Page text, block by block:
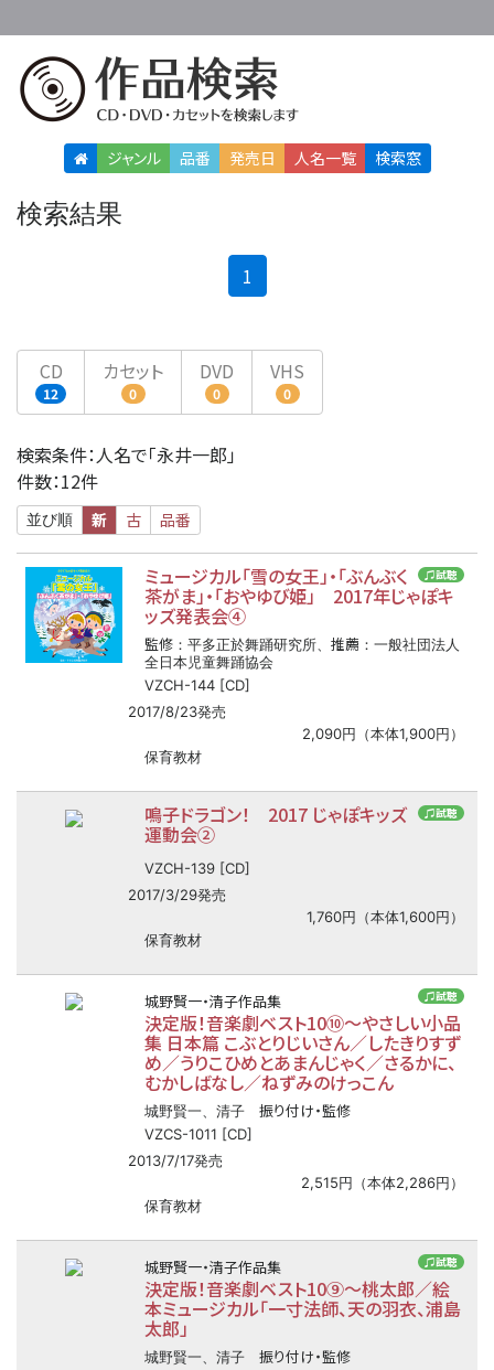
ジャンル 品番 発売日 人名一覧 検索窓
検索結果
1
CD
12
カセット
0
DVD
0
VHS
0
検索条件：人名で「永井一郎」
件数：12件
並び順 新 古 品番
♫試聴
ミュージカル「雪の女王」・「ぶんぶく
茶がま」・「おやゆび姫」 2017年じゃぽキ
ッズ発表会④
監修 ：平多正於舞踊研究所、 推薦 ：一般社団法人
全日本児童舞踊協会
VZCH-144 [CD]
2017/8/23発売
2,090円（本体1,900円）
保育教材
♫試聴
鳴子ドラゴン！ 2017 じゃぽキッズ
運動会②
VZCH-139 [CD]
2017/3/29発売
1,760円（本体1,600円）
保育教材
♫試聴
城野賢一・清子作品集
決定版！音楽劇ベスト10⑩〜やさしい小品
集 日本篇 こぶとりじいさん／したきりすず
め／うりこひめとあまんじゃく／さるかに、
むかしばなし／ねずみのけっこん
城野賢一、清子 振り付け・監修
VZCS-1011 [CD]
2013/7/17発売
2,515円（本体2,286円）
保育教材
♫試聴
城野賢一・清子作品集
決定版！音楽劇ベスト10⑨〜桃太郎／絵
本ミュージカル「一寸法師、天の羽衣、浦島
太郎」
城野賢一、清子 振り付け・監修